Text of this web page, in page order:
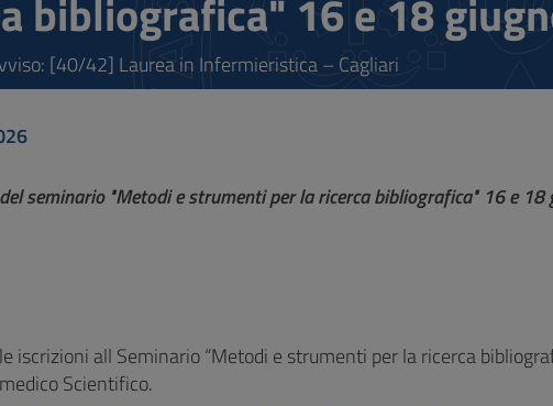
bibliografica" 16 e 18
[40/42] Laurea in Infermieristica – Cagliari
seminario "Metodi e strumenti per la ricerca bibliografica" 16 e 18
iscrizioni all Seminario “Metodi e strumenti per la ricerca
Scientifico.